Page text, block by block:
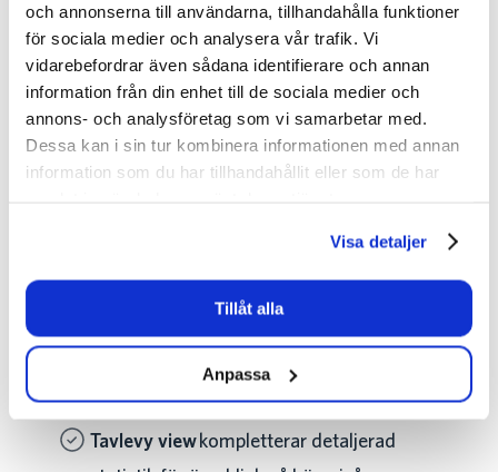
och annonserna till användarna, tillhandahålla funktioner
för sociala medier och analysera vår trafik. Vi
vidarebefordrar även sådana identifierare och annan
information från din enhet till de sociala medier och
annons- och analysföretag som vi samarbetar med.
Dessa kan i sin tur kombinera informationen med annan
information som du har tillhandahållit eller som de har
Visa detaljer
Tillåt alla
Anpassa
En samlad ingång för att se team,
tjänster, rekryteringsprocesser,
kandidater och teamstatistik
”Lägg till i team”: begär att skapa en
rekryteringssätt, mall, kopplar till tjänst
och lägger till rollinformation
kandidater, onboarding och offboarding
Tavlevy viewkompletterar detaljerad